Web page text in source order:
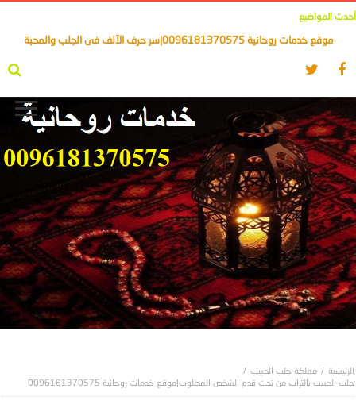
أحدث المواضيع
موقع خدمات روحانية 0096181370575|سر حرف الآلف فى الجلب والمحبة
مملكة جلب الحبيب
جلب الحبيب بالتراب من تحت قدم الشخص المطلوب|موقع خدمات روحانية 0096181370575